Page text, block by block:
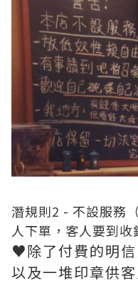
潛規則2 - 不設服務
人下單，客人要到收
♥除了付費的明
以及一堆印章供